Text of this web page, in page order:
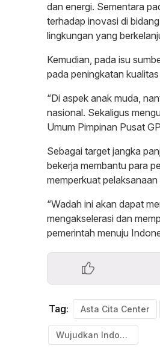
dan energi. Sementara
terhadap inovasi di
lingkungan yang
Kemudian, pada isu
pada peningkatan
“Di aspek anak muda,
nasional. Sekaligus
Umum Pimpinan Pusat
Sebagai target jangka
bekerja membantu para
memperkuat
“Wadah ini akan dapat
mengakselerasi dan
pemerintah menuju
Tag: Asta Cita Center
Wujudkan Indonesia Emas